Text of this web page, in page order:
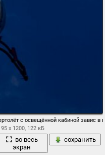
в воздухе белые шлейфы
с освещённой кабиной завис в
x 1200, 122 кБ
во весь
экран
сохранить